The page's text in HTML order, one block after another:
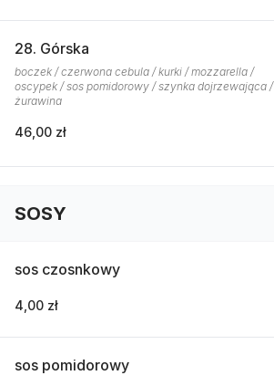
28. Górska
boczek / czerwona cebula / kurki / mozzarella /
oscypek / sos pomidorowy / szynka dojrzewająca /
żurawina
46,00 zł
SOSY
sos czosnkowy
4,00 zł
sos pomidorowy